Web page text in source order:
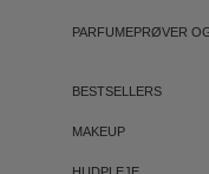
PARFUMEPRØVER
BESTSELLERS
MAKEUP